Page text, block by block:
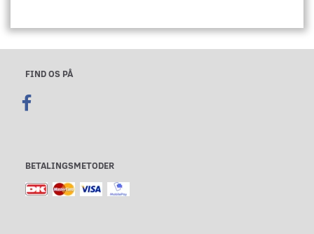
FIND OS PÅ
BETALINGSMETODER